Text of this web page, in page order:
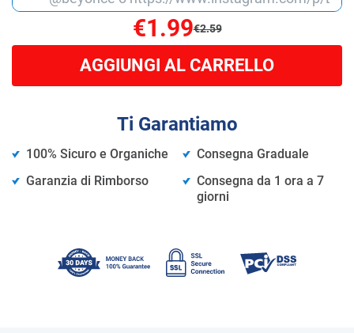
AGGIUNGI AL CARRELLO
€1.99€2.59
Ti Garantiamo
100% Sicuro e Organiche
Consegna Graduale
Garanzia di Rimborso
Consegna da 1 ora a 7
giorni